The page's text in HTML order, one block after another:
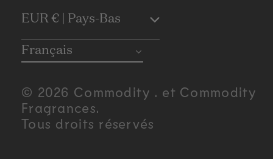
C
o
u
n
EUR € | Pays-Bas
Français
© 2026 Commodity . et Commodity
Fragrances.
Tous droits réservés